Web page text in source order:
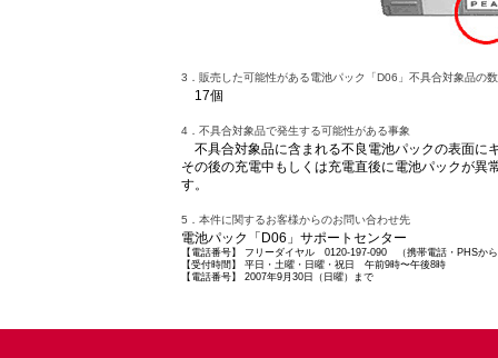
3．販売した可能性がある電池パック「D06」不具合対象品の数
17個
4．不具合対象品で発生する可能性がある事象
不具合対象品に含まれる不良電池パックの表面に
その後の充電中もしくは充電直後に電池パックが異
す。
5．本件に関するお客様からのお問い合わせ先
電池パック「D06」サポートセンター
【電話番号】 フリーダイヤル 0120-197-090 （携帯電話・PHSから
【受付時間】 平日・土曜・日曜・祝日 午前9時〜午後8時
【電話番号】 2007年9月30日（日曜）まで